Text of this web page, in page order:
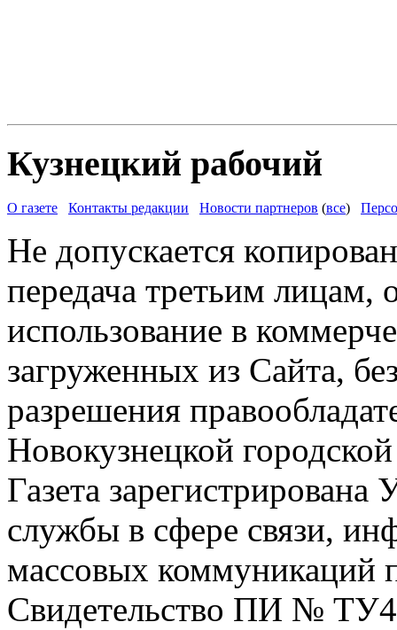
Кузнецкий рабочий
О газете Контакты редакции Новости партнеров (все)
Не допускается
передача третьим лицам,
использование в
загруженных из Сайта,
разрешения
Новокузнецкой
Газета
службы в сфере связи,
массовых коммуникаций
Свидетельство ПИ №